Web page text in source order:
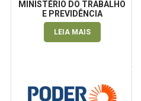
MINISTÉRIO DO TRABALHO
E PREVIDÊNCIA
LEIA MAIS